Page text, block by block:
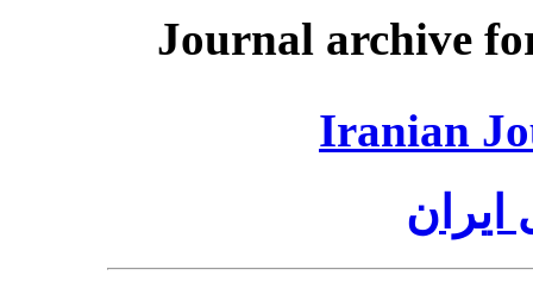
Journal archive
Iranian
ایران